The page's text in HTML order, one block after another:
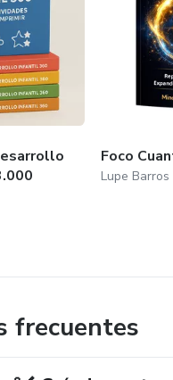
Foco
Lupe Barros
frecuentes